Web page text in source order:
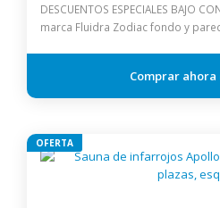
DESCUENTOS ESPECIALES BAJO
marca Fluidra Zodiac fondo y
OFERTA